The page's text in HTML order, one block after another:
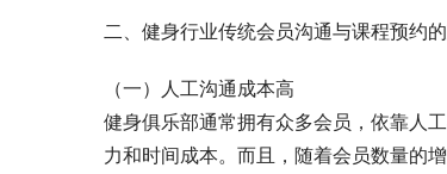
二、健身行业传统会员沟通与课程预约
（一）人工沟通成本高
健身俱乐部通常拥有众多会员，依靠人
力和时间成本。而且，随着会员数量的